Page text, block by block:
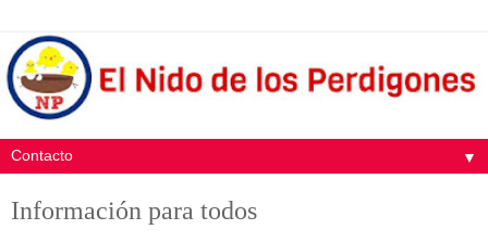
▼
Información para todos